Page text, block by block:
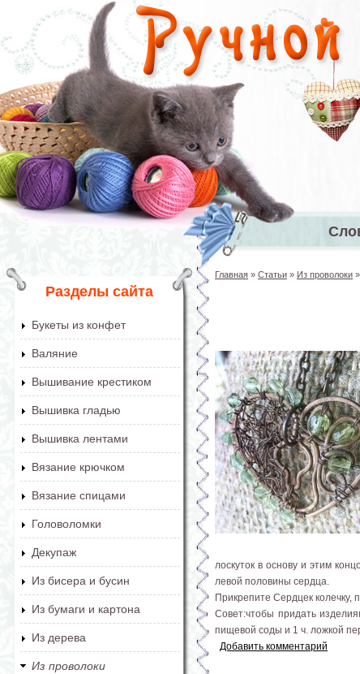
Перейти к основному содержанию
Главное
Разделы сайта
Букеты из конфет
Валяние
Вышивание крестиком
Вышивка гладью
Вышивка лентами
Вязание крючком
Вязание спицами
Головоломки
Декупаж
Из бисера и бусин
Из бумаги и картона
Из дерева
Из проволоки
Главная » Статьи » Из проволоки »
лоскуток в основу и этим
левой половины сердца.
Прикрепите Сердцек колечку,
Совет:чтобы придать
пищевой соды и 1 ч. ложкой
Добавить комментарий